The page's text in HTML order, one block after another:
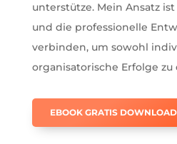
unterstütze. Mein Ansatz
und die professionelle
verbinden, um sowohl
organisatorische Erfolge zu
EBOOK GRATIS DOWNLOAD